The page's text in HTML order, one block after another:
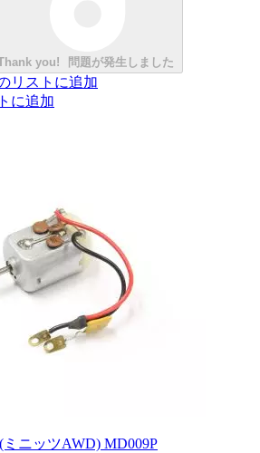
you! 問題が発生しました
リストに追加
に追加
ニッツAWD) MD009P